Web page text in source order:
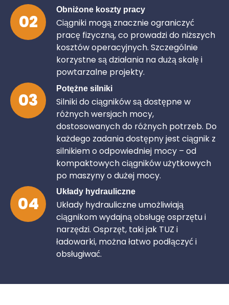
Obniżone koszty pracy
Ciągniki mogą znacznie ograniczyć
pracę fizyczną, co prowadzi do niższych
kosztów operacyjnych. Szczególnie
korzystne są działania na dużą skalę i
powtarzalne projekty.
02
Potężne silniki
Silniki do ciągników są dostępne w
różnych wersjach mocy,
dostosowanych do różnych potrzeb. Do
każdego zadania dostępny jest ciągnik z
silnikiem o odpowiedniej mocy – od
kompaktowych ciągników użytkowych
po maszyny o dużej mocy.
03
Układy hydrauliczne
Układy hydrauliczne umożliwiają
ciągnikom wydajną obsługę osprzętu i
narzędzi. Osprzęt, taki jak TUZ i
ładowarki, można łatwo podłączyć i
obsługiwać.
04